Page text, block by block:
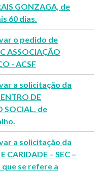
GONZAGA, de
60 dias.
o pedido de
ASSOCIAÇÃO
- ACSF
a solicitação da
DE
SOCIAL, de
a solicitação da
CARIDADE – SEC –
que se refere a